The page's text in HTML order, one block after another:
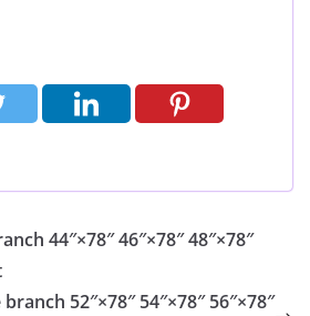
44″×78″ 46″×78″ 48″×78″
52″×78″ 54″×78″ 56″×78″